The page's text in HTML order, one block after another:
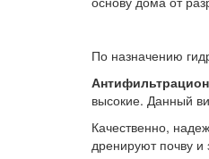
По назначению
высокие. Данный
Качественно,
дренируют почву